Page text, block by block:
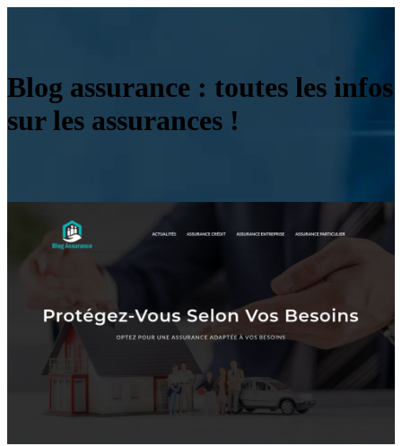
Blog assurance : toutes les infos
sur les assurances !